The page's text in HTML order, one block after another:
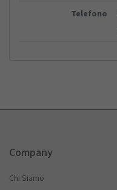
Telefono
Company
Chi Siamo